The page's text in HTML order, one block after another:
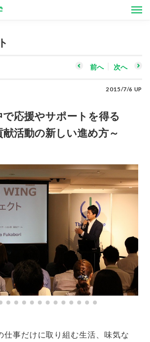
前へ 次へ
2015/7/6 UP
で応援やサポートを得る
献活動の新しい進め方～
仕事だけに取り組む生活、味気な